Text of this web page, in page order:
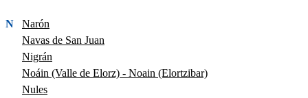
N
Narón
Navas de San Juan
Nigrán
Noáin (Valle de Elorz) - Noain (Elortzibar)
Nules